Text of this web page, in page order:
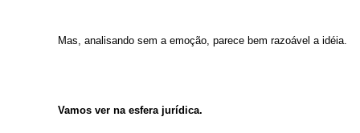
Mas, analisando sem a emoção, parece bem razoável a idéia.
Vamos ver na esfera jurídica.